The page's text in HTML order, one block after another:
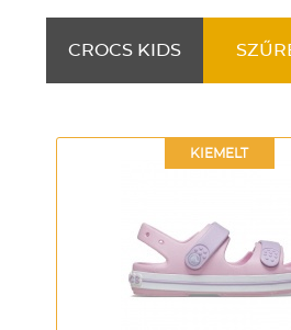
CROCS KIDS
KIEMELT